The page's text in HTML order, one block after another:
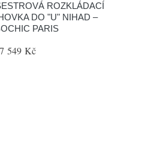
ROZKLÁDACÍ
DO "U" NIHAD –
PARIS
549 Kč